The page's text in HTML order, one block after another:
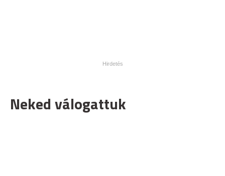
Neked válogattuk